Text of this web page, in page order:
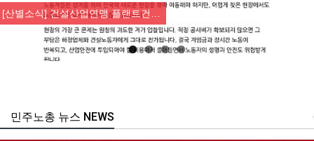
[산별소식] 건설산업연맹 플랜트건…
주노총 뉴스 NEWS